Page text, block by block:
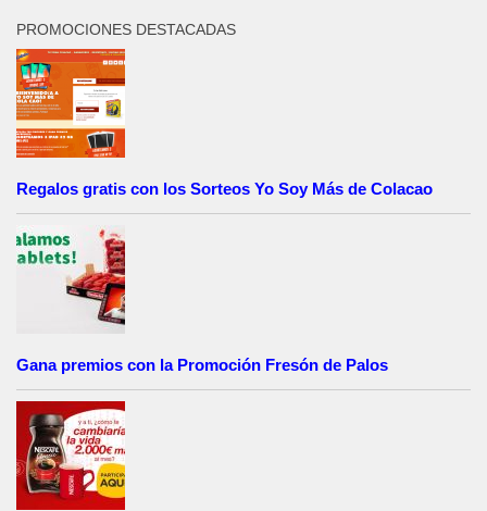
PROMOCIONES DESTACADAS
Regalos gratis con los Sorteos Yo Soy Más de Colacao
Gana premios con la Promoción Fresón de Palos